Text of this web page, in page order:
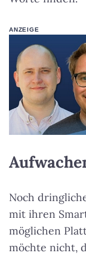
ANZEIGE
Noch
mit ihren
möglichen
möchte nicht,